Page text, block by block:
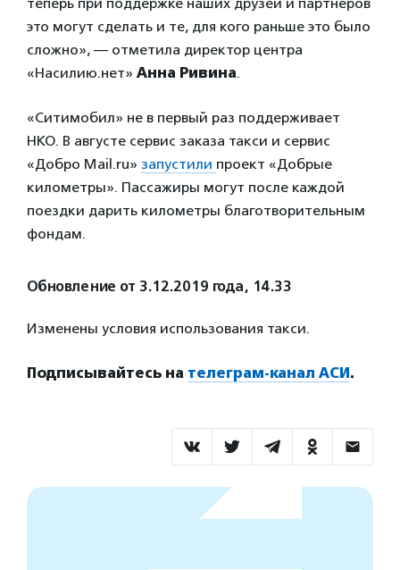
это могут сделать и те, для кого раньше это было
сложно», — отметила директор центра
«Насилию.нет» Анна Ривина.
«Ситимобил» не в первый раз поддерживает
НКО. В августе сервис заказа такси и сервис
«Добро Mail.ru» запустили проект «Добрые
километры». Пассажиры могут после каждой
поездки дарить километры благотворительным
фондам.
Обновление от 3.12.2019 года, 14.33
Изменены условия использования такси.
Подписывайтесь на телеграм-канал АСИ .